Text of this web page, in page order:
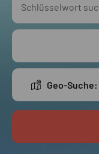
Geo-Suche: